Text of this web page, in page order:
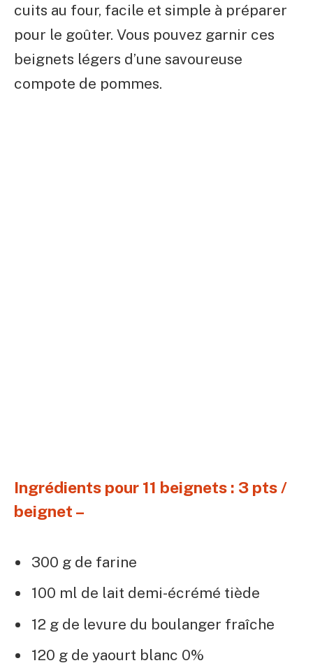
cuits au four, facile et simple à préparer
pour le goûter. Vous pouvez garnir ces
beignets légers d’une savoureuse
compote de pommes.
Ingrédients pour 11 beignets : 3 pts /
beignet –
300 g de farine
100 ml de lait demi-écrémé tiède
12 g de levure du boulanger fraîche
120 g de yaourt blanc 0%